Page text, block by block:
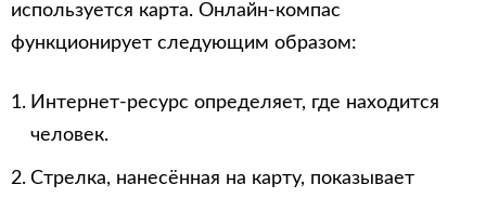
используется карта. Онлайн-компас
функционирует следующим образом:
Интернет-ресурс определяет, где находится
человек.
Стрелка, нанесённая на карту, показывает